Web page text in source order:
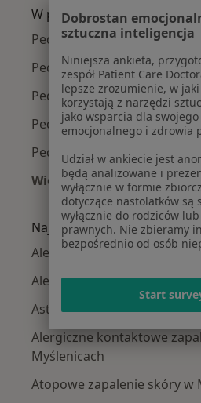
W pobliżu Myślenic
Pediatrzy w Krakowie
Pediatrzy w Nowym Targu
Pediatrzy w Bochni
Pediatrzy w Rabce-Zdroju
Pediatrzy w Niepołomicach
Więcej (14)
Więcej w kategorii: W
Najczęście leczone choroby
Alergia pokarmowa w
Alergia dróg oddechowych
Astma oskrzelowa w
Alergiczne kontaktowe
Myślenicach
Atopowe zapalenie skóry w
Dobrostan
sztuczna inteligencja
Niniejsza ankieta,
zespół Patient Care
lepsze zrozumienie, w
korzystają z narzędzi
jako wsparcia dla
emocjonalnego i zdrowia
Udział w ankiecie jest
będą analizowane i
wyłącznie w formie
dotyczące nastolatków są
wyłącznie do rodziców
prawnych. Nie zbieramy
bezpośrednio od osób
Start